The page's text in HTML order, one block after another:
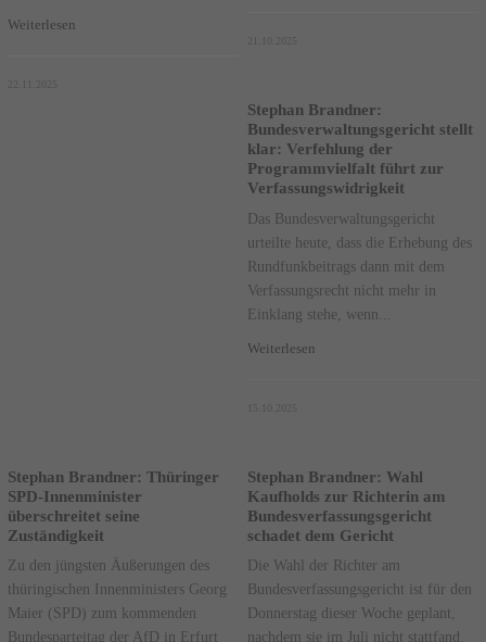
Weiterlesen
Stephan Brandner:
Bundesverwaltungsgericht stellt
klar: Verfehlung der
Programmvielfalt führt zur
Verfassungswidrigkeit
Das Bundesverwaltungsgericht
urteilte heute, dass die Erhebung des
Rundfunkbeitrags dann mit dem
Verfassungsrecht nicht mehr in
Einklang stehe, wenn...
Weiterlesen
Stephan Brandner: Thüringer
SPD-Innenminister
überschreitet seine
Zuständigkeit
Zu den jüngsten Äußerungen des
thüringischen Innenministers Georg
Maier (SPD) zum kommenden
Bundesparteitag der AfD in Erfurt
Stephan Brandner: Wahl
Kaufholds zur Richterin am
Bundesverfassungsgericht
schadet dem Gericht
Die Wahl der Richter am
Bundesverfassungsgericht ist für den
Donnerstag dieser Woche geplant,
nachdem sie im Juli nicht stattfand.